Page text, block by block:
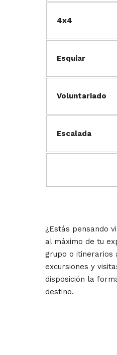
4x4
Esquiar
Voluntariado
Escalada
¿Estás pensando
al máximo de tu
grupo o itinerarios
excursiones y
disposición la
destino.